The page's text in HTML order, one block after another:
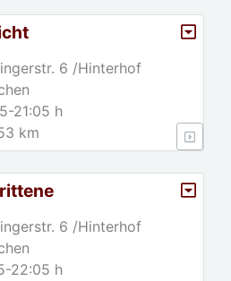
6 /Hinterhof
21:05 h
km
6 /Hinterhof
22:05 h